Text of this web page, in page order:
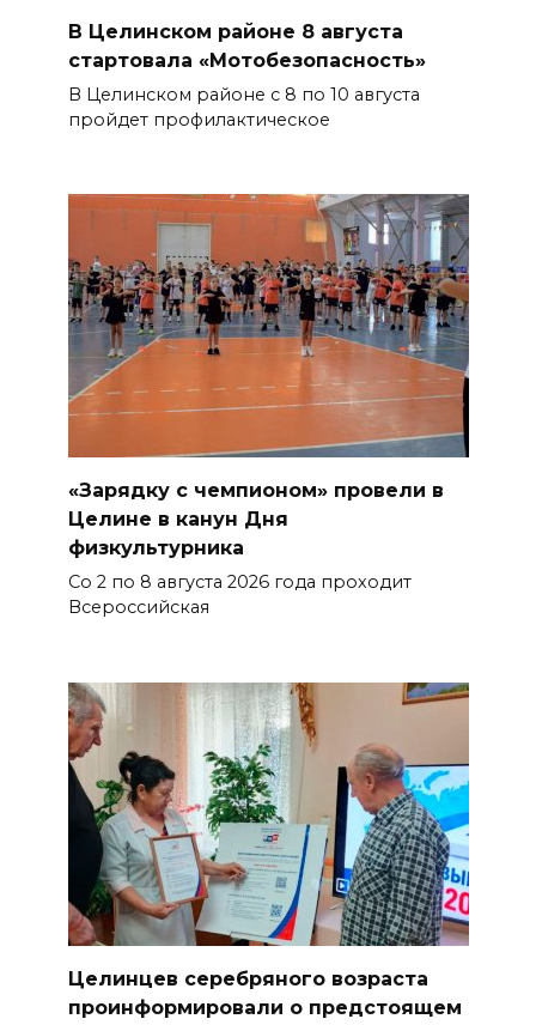
В Целинском районе 8 августа
стартовала «Мотобезопасность»
В Целинском районе с 8 по 10 августа
пройдет профилактическое
«Зарядку с чемпионом» провели в
Целине в канун Дня
физкультурника
Со 2 по 8 августа 2026 года проходит
Всероссийская
Целинцев серебряного возраста
проинформировали о предстоящем